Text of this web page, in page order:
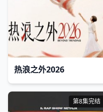
热浪之外2026
第8集完结